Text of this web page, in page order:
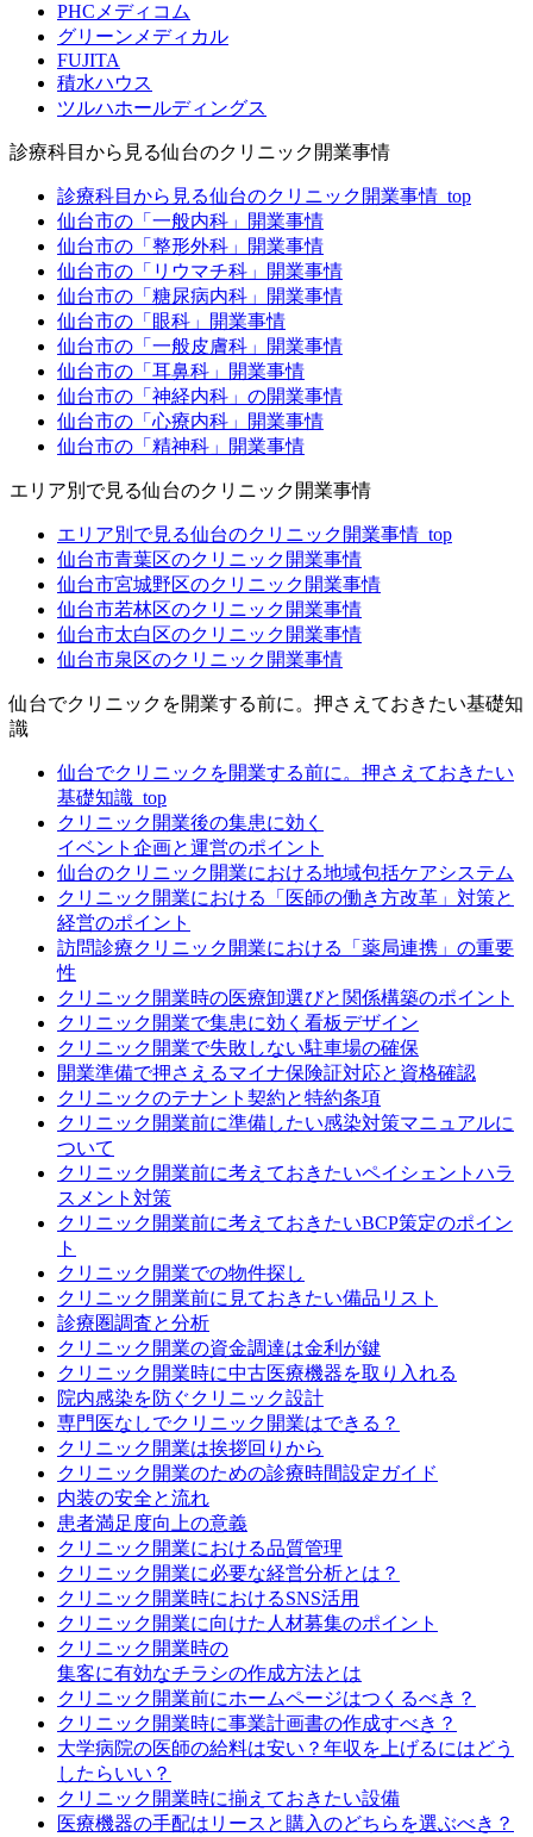
PHCメディコム
グリーンメディカル
FUJITA
積水ハウス
ツルハホールディングス
診療科目から見る仙台のクリニック開業事情
診療科目から見る仙台のクリニック開業事情_top
仙台市の「一般内科」開業事情
仙台市の「整形外科」開業事情
仙台市の「リウマチ科」開業事情
仙台市の「糖尿病内科」開業事情
仙台市の「眼科」開業事情
仙台市の「一般皮膚科」開業事情
仙台市の「耳鼻科」開業事情
仙台市の「神経内科」の開業事情
仙台市の「心療内科」開業事情
仙台市の「精神科」開業事情
エリア別で見る仙台のクリニック開業事情
エリア別で見る仙台のクリニック開業事情_top
仙台市青葉区のクリニック開業事情
仙台市宮城野区のクリニック開業事情
仙台市若林区のクリニック開業事情
仙台市太白区のクリニック開業事情
仙台市泉区のクリニック開業事情
仙台でクリニックを開業する前に。押さえておきたい基礎知
識
仙台でクリニックを開業する前に。押さえておきたい
基礎知識_top
クリニック開業後の集患に効く
イベント企画と運営のポイント
仙台のクリニック開業における地域包括ケアシステム
クリニック開業における「医師の働き方改革」対策と
経営のポイント
訪問診療クリニック開業における「薬局連携」の重要
性
クリニック開業時の医療卸選びと関係構築のポイント
クリニック開業で集患に効く看板デザイン
クリニック開業で失敗しない駐車場の確保
開業準備で押さえるマイナ保険証対応と資格確認
クリニックのテナント契約と特約条項
クリニック開業前に準備したい感染対策マニュアルに
ついて
クリニック開業前に考えておきたいペイシェントハラ
スメント対策
クリニック開業前に考えておきたいBCP策定のポイン
ト
クリニック開業での物件探し
クリニック開業前に見ておきたい備品リスト
診療圏調査と分析
クリニック開業の資金調達は金利が鍵
クリニック開業時に中古医療機器を取り入れる
院内感染を防ぐクリニック設計
専門医なしでクリニック開業はできる？
クリニック開業は挨拶回りから
クリニック開業のための診療時間設定ガイド
内装の安全と流れ
患者満足度向上の意義
クリニック開業における品質管理
クリニック開業に必要な経営分析とは？
クリニック開業時におけるSNS活用
クリニック開業に向けた人材募集のポイント
クリニック開業時の
集客に有効なチラシの作成方法とは
クリニック開業前にホームページはつくるべき？
クリニック開業時に事業計画書の作成すべき？
大学病院の医師の給料は安い？年収を上げるにはどう
したらいい？
クリニック開業時に揃えておきたい設備
医療機器の手配はリースと購入のどちらを選ぶべき？